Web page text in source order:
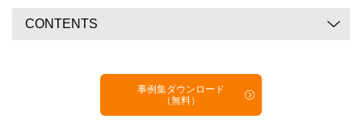
CONTENTS
事例集ダウンロード
（無料）